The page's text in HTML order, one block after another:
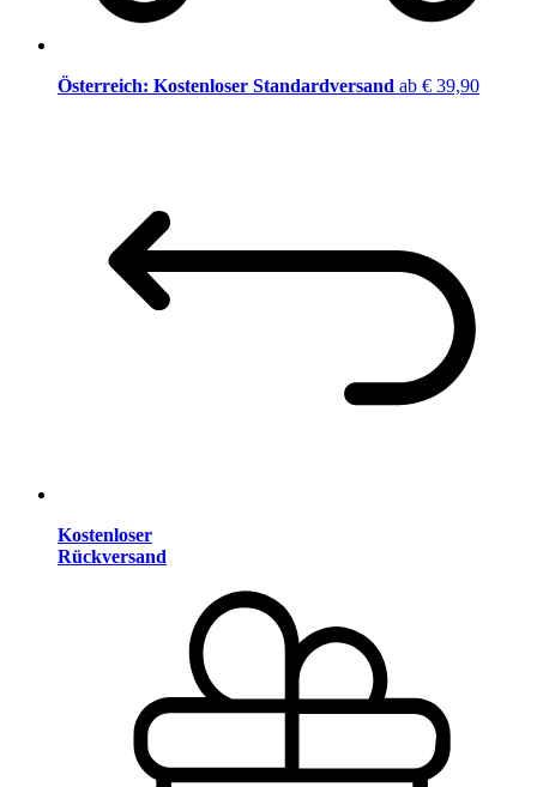
Österreich: Kostenloser Standardversand ab € 39,90
Kostenloser
Rückversand